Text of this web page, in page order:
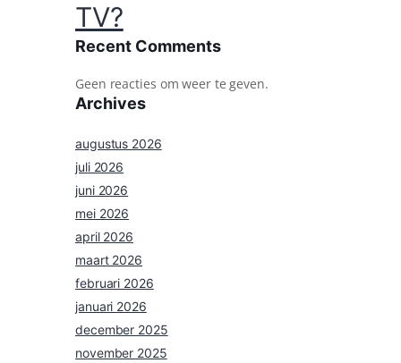
TV?
Recent Comments
Geen reacties om weer te geven.
Archives
augustus 2026
juli 2026
juni 2026
mei 2026
april 2026
maart 2026
februari 2026
januari 2026
december 2025
november 2025